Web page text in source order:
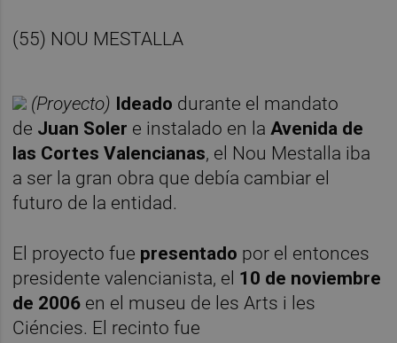
(55) NOU MESTALLA
(Proyecto) Ideado durante el mandato
de Juan Soler e instalado en laAvenida de
las Cortes Valencianas, el Nou Mestalla iba
a ser la gran obra que debía cambiar el
futuro de la entidad.
El proyecto fue presentado por el entonces
presidente valencianista, el 10 de noviembre
de 2006 en el museu de les Arts i les
Ciéncies. El recinto fue